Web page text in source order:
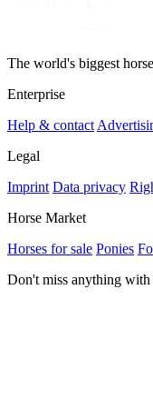
The world's biggest
Enterprise
Help & contact
Legal
Imprint Data privacy
Horse Market
Horses for sale Ponies
Don't miss anything with